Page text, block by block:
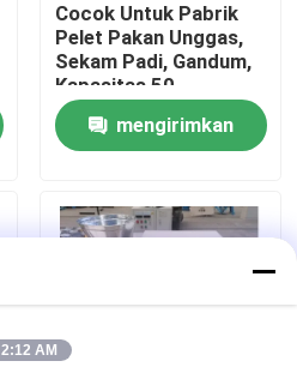
Cocok Untuk Pabrik
Pelet Pakan Unggas,
Sekam Padi, Gandum,
Kapasitas 50-
1200kg/Jam
mengirimkan
2:12 AM